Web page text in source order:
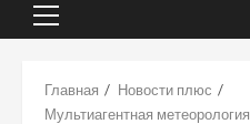
Основное
Главная
Новости плюс
Мультиагентная